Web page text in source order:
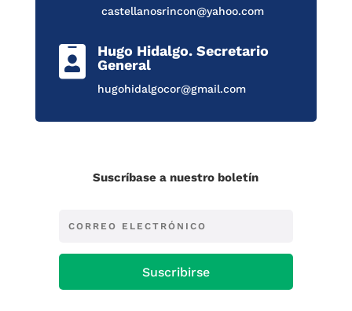
castellanosrincon@yahoo.com

Hugo Hidalgo. Secretario
General
hugohidalgocor@gmail.com
Suscríbase a nuestro boletín
Suscribirse